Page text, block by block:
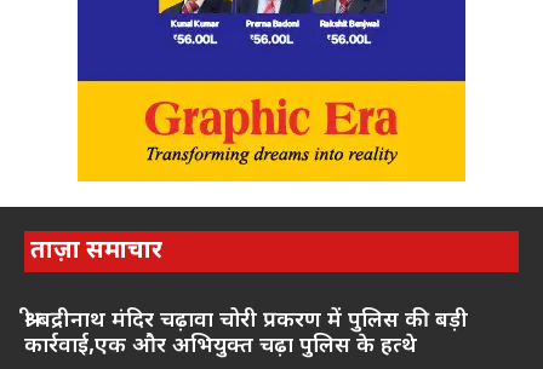
ताज़ा समाचार
श्री बद्रीनाथ मंदिर चढ़ावा चोरी प्रकरण में पुलिस की बड़ी
कार्रवाई,एक और अभियुक्त चढ़ा पुलिस के हत्थे